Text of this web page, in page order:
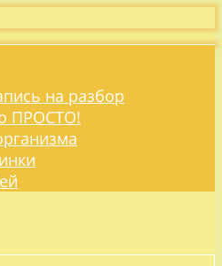
на разбор
ПРОСТО!